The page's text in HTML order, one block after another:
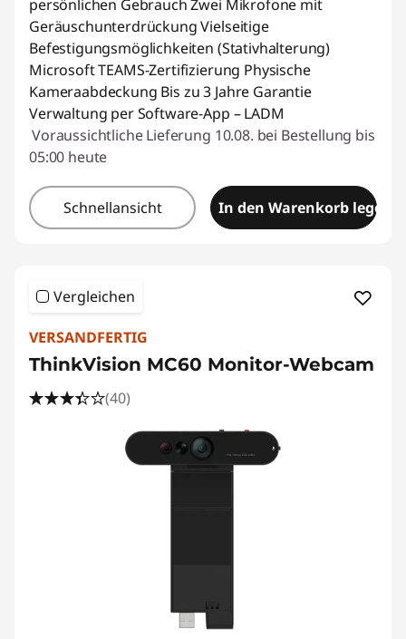
persönlichen Gebrauch Zwei Mikrofone mit
Geräuschunterdrückung Vielseitige
Befestigungsmöglichkeiten (Stativhalterung)
Microsoft TEAMS-Zertifizierung Physische
Kameraabdeckung Bis zu 3 Jahre Garantie
Verwaltung per Software-App – LADM
Voraussichtliche Lieferung 10.08. bei Bestellung bis
05:00 heute
Schnellansicht In den Warenkorb legen
Vergleichen
VERSANDFERTIG
ThinkVision MC60 Monitor-Webcam
(40)